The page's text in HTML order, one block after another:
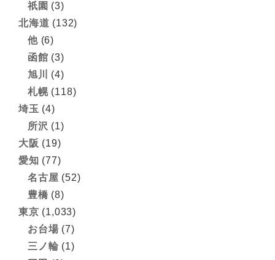
祇園 (3)
北海道 (132)
他(6)
函館 (3)
旭川
(4)
札幌(118)
埼玉 (4)
所沢 (1)
大阪 (19)
愛知 (77)
名古屋 (52)
豊橋 (8)
東京 (1,033)
お台場 (7)
三ノ輪 (1)